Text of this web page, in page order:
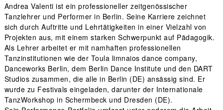
Andrea Valenti ist ein professioneller zeitgenössischer
Tanzlehrer und Performer in Berlin. Seine Karriere zeichnet
sich durch Auftritte und Lehrtätigkeiten in einer Vielzahl von
Projekten aus, mit einem starken Schwerpunkt auf Pädagogik.
Als Lehrer arbeitet er mit namhaften professionellen
Tanzinstitutionen wie der Toula limnaios dance company,
Danceworks Berlin, dem Berlin Dance Institute und den DART
Studios zusammen, die alle in Berlin (DE) ansässig sind. Er
wurde zu Festivals eingeladen, darunter der Internationale
TanzWorkshop in Schermbeck und Dresden (DE).